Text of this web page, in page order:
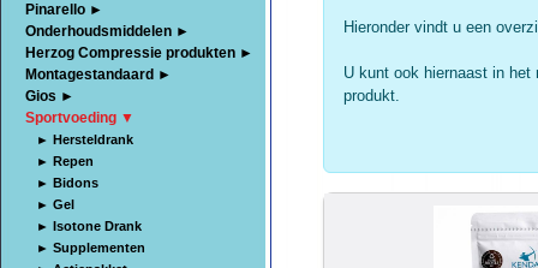
Pinarello ►
Onderhoudsmiddelen ►
Herzog Compressie produkten ►
Montagestandaard ►
Gios ►
Sportvoeding ▼
► Hersteldrank
► Repen
► Bidons
► Gel
► Isotone Drank
► Supplementen
Hieronder vindt u een
U kunt ook hiernaast in
produkt.